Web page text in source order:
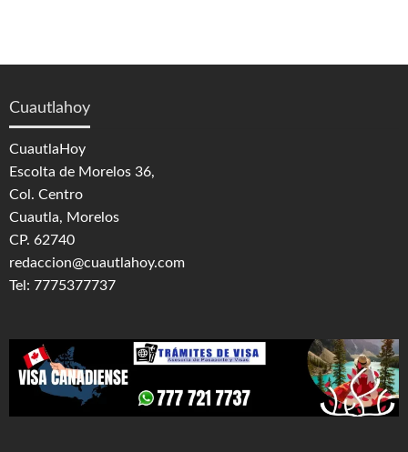
Cuautlahoy
CuautlaHoy
Escolta de Morelos 36,
Col. Centro
Cuautla, Morelos
CP. 62740
redaccion@cuautlahoy.com
Tel: 7775377737